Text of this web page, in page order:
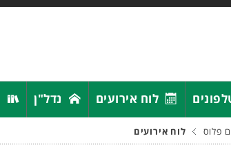
לוח אירועים נדל"ן
פלוס לוח אירועים